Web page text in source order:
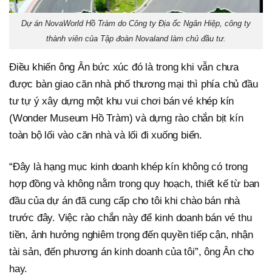
Dự án NovaWorld Hồ Tràm do Công ty Địa ốc Ngân Hiệp, công ty
thành viên của Tập đoàn Novaland làm chủ đầu tư.
Điều khiến ông Ân bức xúc đó là trong khi vẫn chưa
được bàn giao căn nhà phố thương mại thì phía chủ đầu
tư tự ý xây dựng một khu vui chơi bán vé khép kín
(Wonder Museum Hồ Tràm) và dựng rào chắn bịt kín
toàn bộ lối vào căn nhà và lối đi xuống biển.
“Đây là hạng mục kinh doanh khép kín không có trong
hợp đồng và không nằm trong quy hoạch, thiết kế từ ban
đầu của dự án đã cung cấp cho tôi khi chào bán nhà
trước đây. Việc rào chắn này để kinh doanh bán vé thu
tiền, ảnh hưởng nghiêm trọng đến quyền tiếp cận, nhận
tài sản, đến phương án kinh doanh của tôi”, ông Ân cho
hay.